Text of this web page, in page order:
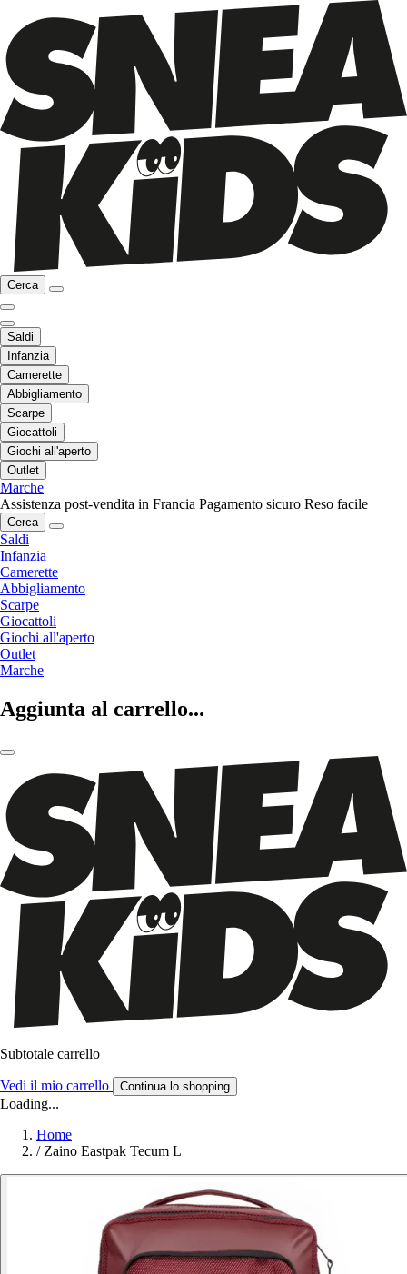
Cerca
Saldi
Infanzia
Camerette
Abbigliamento
Scarpe
Giocattoli
Giochi all'aperto
Outlet
Marche
Assistenza post-vendita in Francia Pagamento sicuro Reso facile
Cerca
Saldi
Infanzia
Camerette
Abbigliamento
Scarpe
Giocattoli
Giochi all'aperto
Outlet
Marche
Aggiunta al carrello...
Subtotale carrello
Vedi il mio carrello Continua lo shopping
Loading...
Home
/ Zaino Eastpak Tecum L